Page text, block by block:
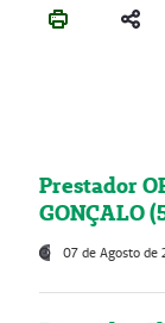
Prestador
GONÇALO
07 de Agosto de